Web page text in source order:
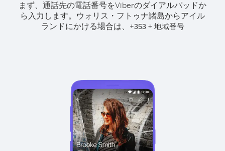
まず、通話先の電話番号をViberのダイアルパッドか
ら入力します。 ウォリス・フトゥナ諸島からアイル
ランドにかける場合は、
+353+ 地域番号